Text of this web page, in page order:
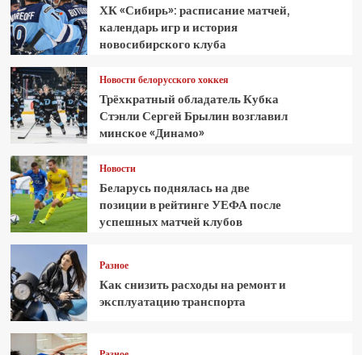
ХК «Сибирь»: расписание матчей,
календарь игр и история
новосибирского клуба
Новости белорусского хоккея
Трёхкратный обладатель Кубка
Стэнли Сергей Брылин возглавил
минское «Динамо»
Новости
Беларусь поднялась на две
позиции в рейтинге УЕФА после
успешных матчей клубов
Разное
Как снизить расходы на ремонт и
эксплуатацию транспорта